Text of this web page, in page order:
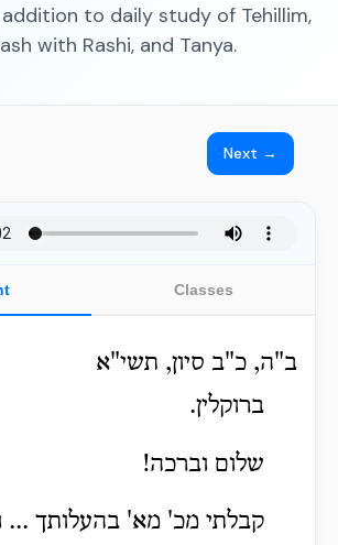
to daily study of Tehillim,
with Rashi, and Tanya.
Next →
Classes
ב"ה, כ"ב סיון, תשי"א
ברוקלין.
שלום וברכה!
קבלתי מכ' מא' בהעלותך ...